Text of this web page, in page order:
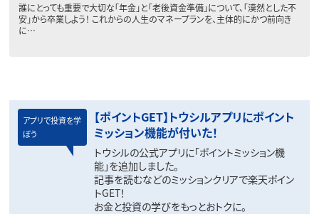
誰にとっても重要で大切な「年金」と「老後資金準備」について、「漠然とした不
安」から卒業しよう！ これからの人生のマネープランを、主体的にかつ前向き
に…
アプリで投資を学
ぼう
【ポイントGET】トウシルアプリにポイント
ミッション機能が付いた！
トウシルの公式アプリに「ポイントミッション機
能」を追加しました。
記事を読むなどのミッションクリアで楽天ポイン
トGET！
お金と投資の学びをもっとおトクに。